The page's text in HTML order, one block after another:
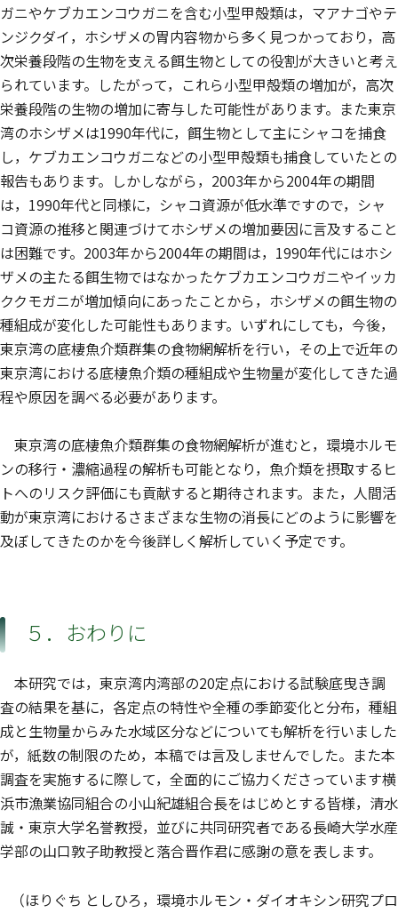
ガニやケブカエンコウガニを含む小型甲殻類は，マアナゴやテ
ンジクダイ，ホシザメの胃内容物から多く見つかっており，高
次栄養段階の生物を支える餌生物としての役割が大きいと考え
られています。したがって，これら小型甲殻類の増加が，高次
栄養段階の生物の増加に寄与した可能性があります。また東京
湾のホシザメは1990年代に，餌生物として主にシャコを捕食
し，ケブカエンコウガニなどの小型甲殻類も捕食していたとの
報告もあります。しかしながら，2003年から2004年の期間
は，1990年代と同様に，シャコ資源が低水準ですので，シャ
コ資源の推移と関連づけてホシザメの増加要因に言及すること
は困難です。2003年から2004年の期間は，1990年代にはホシ
ザメの主たる餌生物ではなかったケブカエンコウガニやイッカ
ククモガニが増加傾向にあったことから，ホシザメの餌生物の
種組成が変化した可能性もあります。いずれにしても，今後，
東京湾の底棲魚介類群集の食物網解析を行い，その上で近年の
東京湾における底棲魚介類の種組成や生物量が変化してきた過
程や原因を調べる必要があります。
東京湾の底棲魚介類群集の食物網解析が進むと，環境ホルモ
ンの移行・濃縮過程の解析も可能となり，魚介類を摂取するヒ
トへのリスク評価にも貢献すると期待されます。また，人間活
動が東京湾におけるさまざまな生物の消長にどのように影響を
及ぼしてきたのかを今後詳しく解析していく予定です。
５．おわりに
本研究では，東京湾内湾部の20定点における試験底曳き調
査の結果を基に，各定点の特性や全種の季節変化と分布，種組
成と生物量からみた水域区分などについても解析を行いました
が，紙数の制限のため，本稿では言及しませんでした。また本
調査を実施するに際して，全面的にご協力くださっています横
浜市漁業協同組合の小山紀雄組合長をはじめとする皆様，清水
誠・東京大学名誉教授，並びに共同研究者である長崎大学水産
学部の山口敦子助教授と落合晋作君に感謝の意を表します。
（ほりぐち としひろ，環境ホルモン・ダイオキシン研究プロ